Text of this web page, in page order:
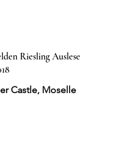
Riesling Auslese
Castle, Moselle